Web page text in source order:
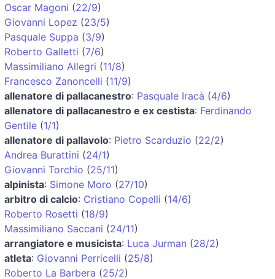
Oscar Magoni (22/9)
Giovanni Lopez (23/5)
Pasquale Suppa (3/9)
Roberto Galletti (7/6)
Massimiliano Allegri (11/8)
Francesco Zanoncelli (11/9)
allenatore di pallacanestro: Pasquale Iracà (4/6)
allenatore di pallacanestro e ex cestista: Ferdinando
Gentile (1/1)
allenatore di pallavolo: Pietro Scarduzio (22/2)
Andrea Burattini (24/1)
Giovanni Torchio (25/11)
alpinista: Simone Moro (27/10)
arbitro di calcio: Cristiano Copelli (14/6)
Roberto Rosetti (18/9)
Massimiliano Saccani (24/11)
arrangiatore e musicista: Luca Jurman (28/2)
atleta: Giovanni Perricelli (25/8)
Roberto La Barbera (25/2)